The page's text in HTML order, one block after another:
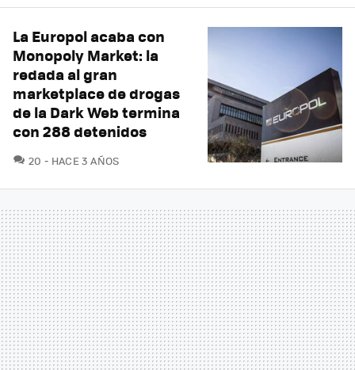
La Europol acaba con
Monopoly Market: la
redada al gran
marketplace de drogas
de la Dark Web termina
con 288 detenidos
20 COMENTARIOS
HACE 3 AÑOS